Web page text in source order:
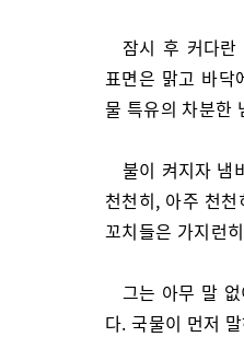
잠시 후 커다
표면은 맑고 바닥
물 특유의 차분한
불이 켜지자 냄
천천히, 아주 천
꼬치들은 가지런
그는 아무 말
다. 국물이 먼저